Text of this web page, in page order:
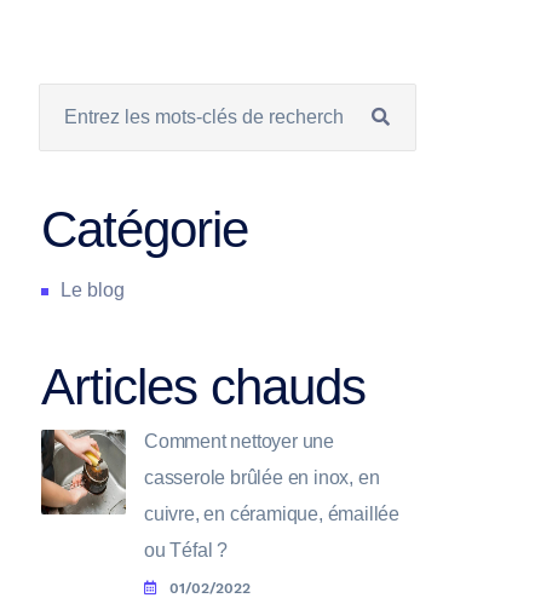
Catégorie
Le blog
Articles chauds
Comment nettoyer une
casserole brûlée en inox, en
cuivre, en céramique, émaillée
ou Téfal ?
01/02/2022